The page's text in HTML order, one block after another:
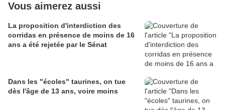
Vous aimerez aussi
La proposition d'interdiction des
corridas en présence de moins de 16
ans a été rejetée par le Sénat
Dans les "écoles" taurines, on tue
dès l'âge de 13 ans, voire moins